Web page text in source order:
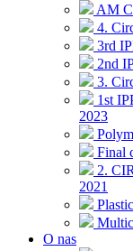
AM
4.
3rd
2nd
3.
1st
2023
Final
2.
2021
O nas